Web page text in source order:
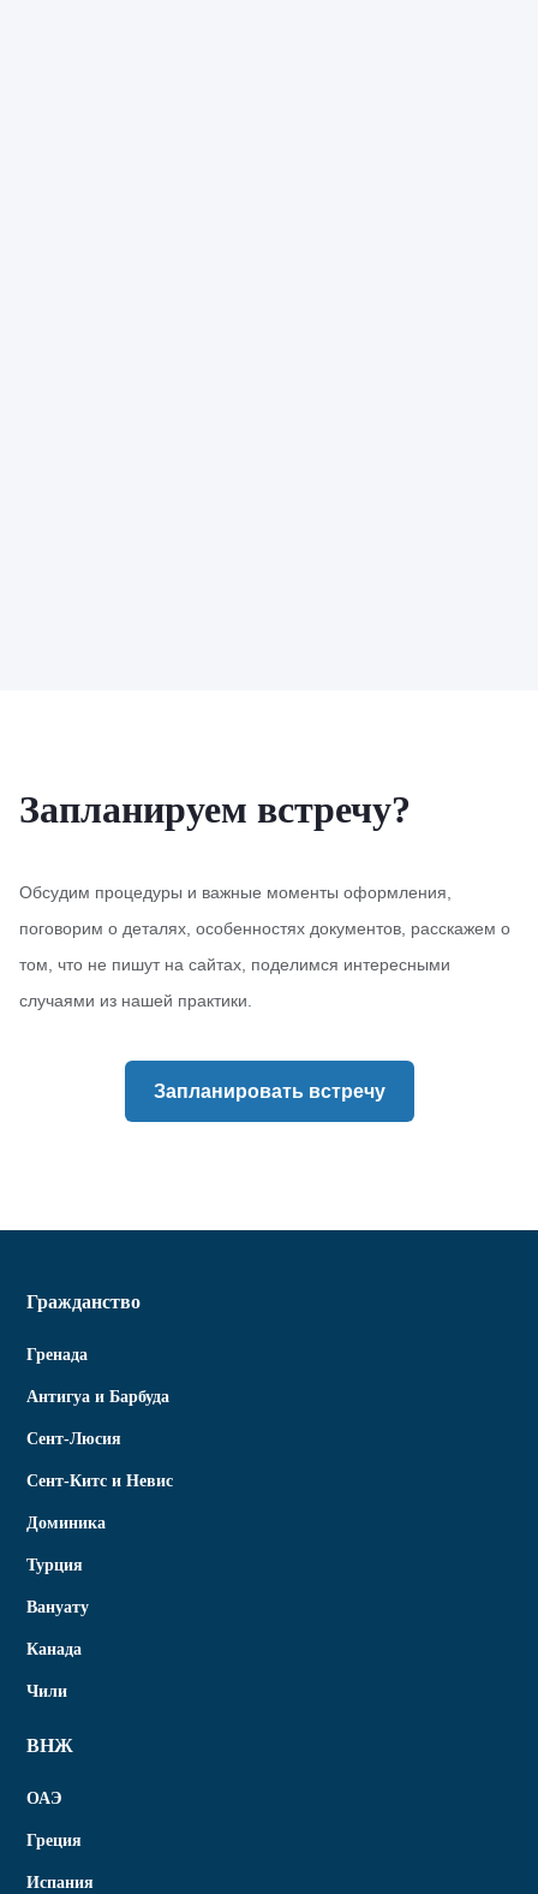
Запланируем встречу?
Обсудим процедуры и важные моменты оформления,
поговорим о деталях, особенностях документов, расскажем о
том, что не пишут на сайтах, поделимся интересными
случаями из нашей практики.
Запланировать встречу
Гражданство
Гренада
Антигуа и Барбуда
Сент-Люсия
Сент-Китс и Невис
Доминика
Турция
Вануату
Канада
Чили
ВНЖ
ОАЭ
Греция
Испания